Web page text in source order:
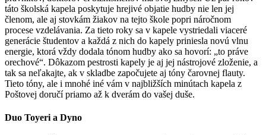
táto školská kapela poskytuje hrejivé objatie hudby nie len jej
členom, ale aj stovkám žiakov na tejto škole popri náročnom
procese vzdelávania. Za tieto roky sa v kapele vystriedali viaceré
generácie študentov a každá z nich do kapely priniesla novú vlnu
energie, ktorá vždy dodala tónom hudby ako sa hovorí: „to práve
orechové“. Dôkazom pestrosti kapely je aj jej nástrojové zloženie, a
tak sa neľakajte, ak v skladbe započujete aj tóny čarovnej flauty.
Tieto tóny, ale i mnohé iné vám v najbližších minútach kapela z
Poštovej doručí priamo až k dverám do vašej duše.
Duo Toyeri a Dyno